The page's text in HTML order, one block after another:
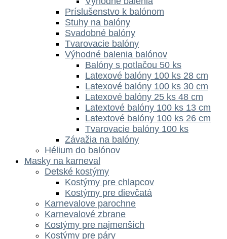
Príslušenstvo k balónom
Stuhy na balóny
Svadobné balóny
Tvarovacie balóny
Výhodné balenia balónov
Balóny s potlačou 50 ks
Latexové balóny 100 ks 28 cm
Latexové balóny 100 ks 30 cm
Latexové balóny 25 ks 48 cm
Latextové balóny 100 ks 13 cm
Latextové balóny 100 ks 26 cm
Tvarovacie balóny 100 ks
Závažia na balóny
Hélium do balónov
Masky na karneval
Detské kostýmy
Kostýmy pre chlapcov
Kostýmy pre dievčatá
Karnevalove parochne
Karnevalové zbrane
Kostýmy pre najmenších
Kostýmy pre páry